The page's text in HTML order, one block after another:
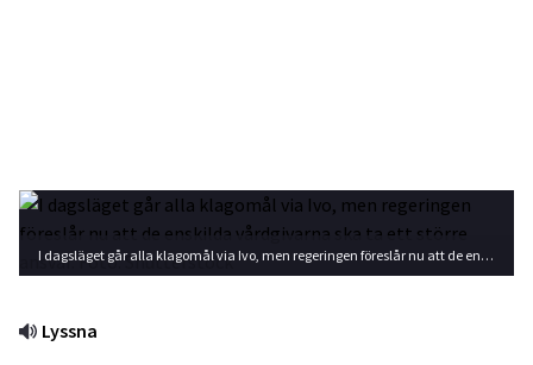
I dagsläget går alla klagomål via Ivo, men regeringen föreslår nu att de enskilda vårdgivarna ska ta ett större ansvar. Foto: Shutterstock
Lyssna